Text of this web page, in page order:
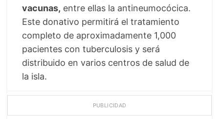
vacunas, entre ellas la antineumocócica.
Este donativo permitirá el tratamiento
completo de aproximadamente 1,000
pacientes con tuberculosis y será
distribuido en varios centros de salud de
la isla.
PUBLICIDAD